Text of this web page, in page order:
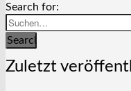
Search for:
Search
Zuletzt